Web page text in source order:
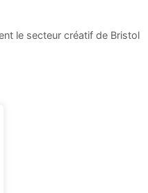
le secteur créatif de Bristol